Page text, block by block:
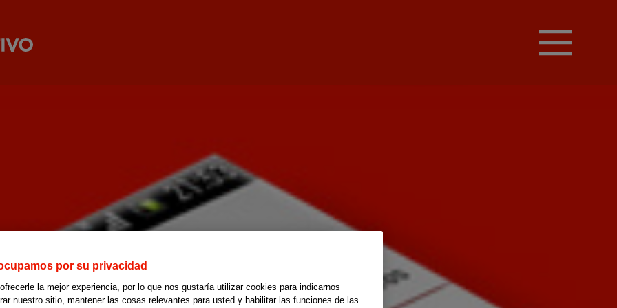
por su privacidad
la mejor experiencia, por lo que nos gustaría utilizar cookies para indicarnos
nuestro sitio, mantener las cosas relevantes para usted y habilitar las funciones de las